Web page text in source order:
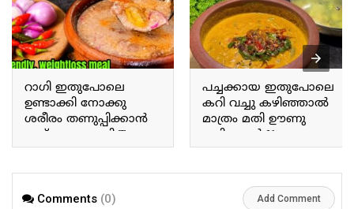
റാഗി ഇതുപോലെ
ഉണ്ടാക്കി നോക്കു
ശരീരം തണുപ്പിക്കാൻ
ഇത് മാത്രം മതി Try
making ragi this way; this
പച്ചക്കായ ഇതുപോലെ
കറി വച്ചു കഴിഞ്ഞാൽ
മാത്രം മതി ഊണു
കഴിക്കാൻ If you prepare
a curry with raw plantains
enough for a meal.
Comments (0) Add Comment